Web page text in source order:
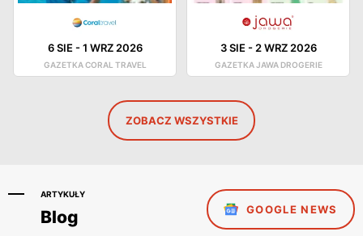
6 SIE -1 WRZ 2026
GAZETKA CORAL TRAVEL
3 SIE - 2 WRZ 2026
GAZETKA JAWA DROGERIE
ZOBACZ WSZYSTKIE
ARTYKUŁY
Blog GOOGLE NEWS